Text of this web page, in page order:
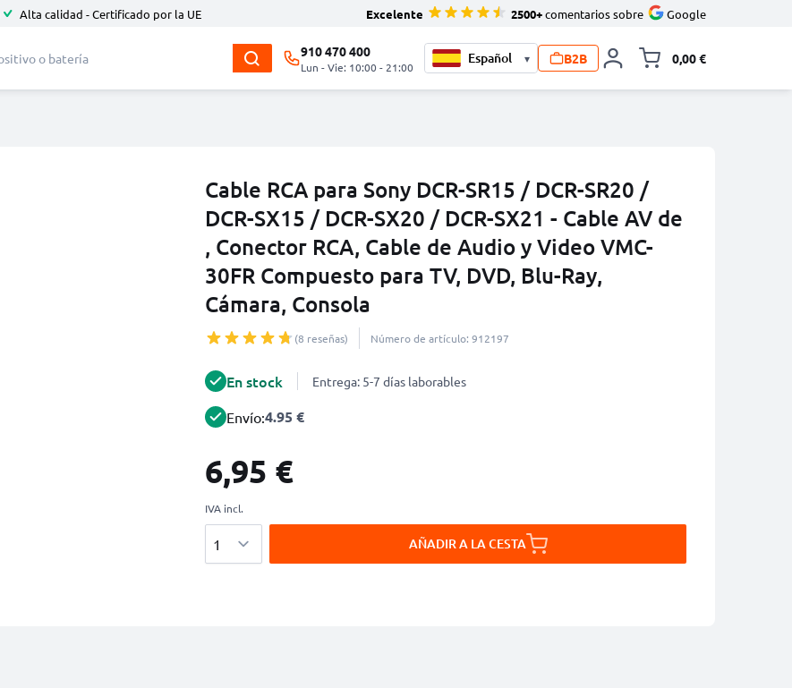
Alta calidad - Certificado por la UE Excelente 2500+comentarios sobre Google
910 470 400
Lun - Vie: 10:00 - 21:00
▾ B2B 0,00 €
Cable RCA para Sony DCR-SR15 / DCR-SR20 /
DCR-SX15 / DCR-SX20 / DCR-SX21 - Cable AV de
, Conector RCA, Cable de Audio y Video VMC-
30FR Compuesto para TV, DVD, Blu-Ray,
Cámara, Consola
(8 reseñas) Número de artículo: 912197
En stock Entrega: 5-7 días laborables
Envío:4.95 €
6,95 €
IVA incl.
AÑADIR A LA CESTA